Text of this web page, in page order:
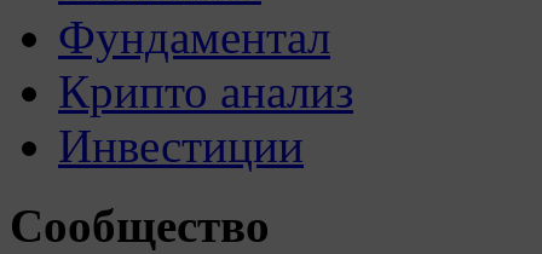
Фундаментал
Крипто анализ
Инвестиции
Сообщество